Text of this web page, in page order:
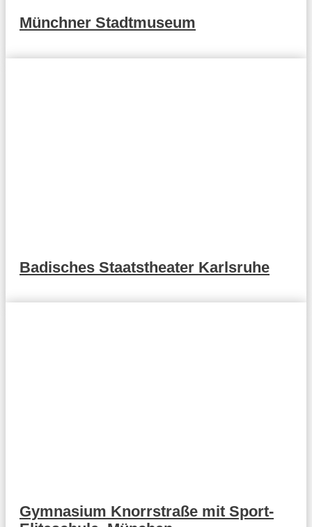
Münchner Stadtmuseum
Badisches Staatstheater Karlsruhe
Gymnasium Knorrstraße mit Sport-